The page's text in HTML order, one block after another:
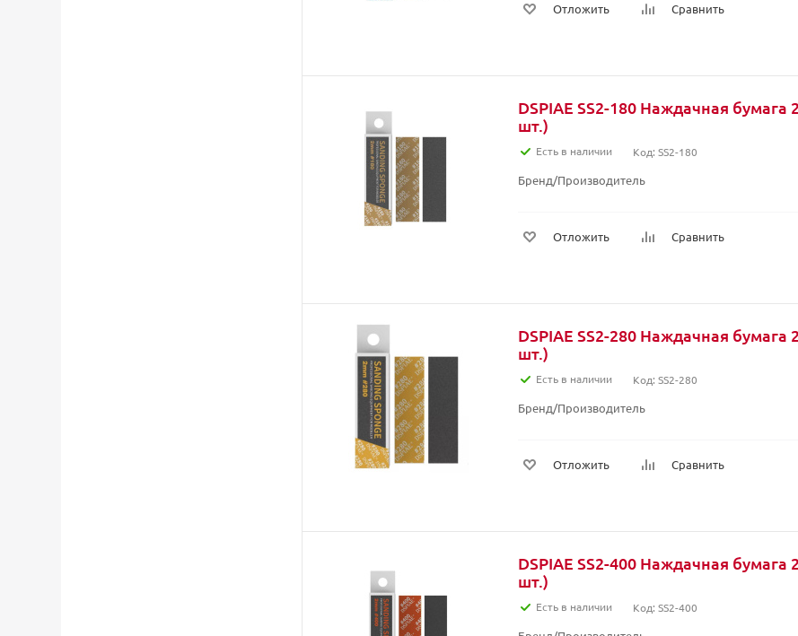
Отложить Сравнить
DSPIAE SS2-180 Наждачная бумага
шт.)
Есть в наличии Код: SS2-180
Бренд/Производитель
Отложить Сравнить
DSPIAE SS2-280 Наждачная бумага
шт.)
Есть в наличии Код: SS2-280
Бренд/Производитель
Отложить Сравнить
DSPIAE SS2-400 Наждачная бумага
шт.)
Есть в наличии Код: SS2-400